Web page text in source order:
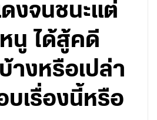
งจนชนะแต่
นู ได้สู้คดี
างหรือเปล่า
เรื่องนี้หรือ